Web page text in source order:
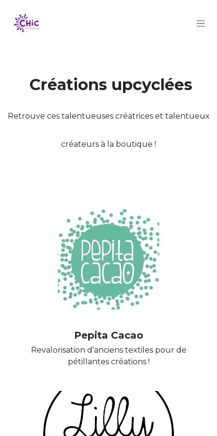
Créations upcyclées
Retrouve ces talentueuses créatrices et talentueux
créateurs à la boutique !
Pepita Cacao
Revalorisation d'anciens textiles pour de
pétillantes créations !